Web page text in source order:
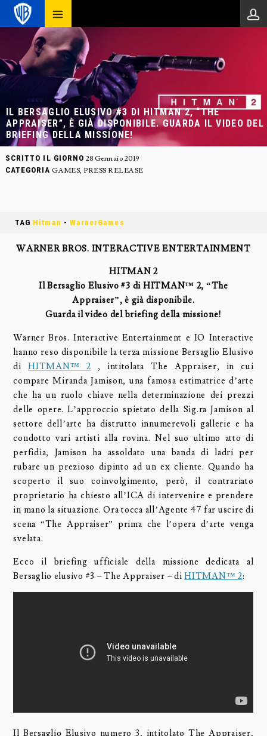
IL BERSAGLIO ELUSIVO #3 DI HITMAN 2, “THE
APPRAISER”, È GIÀ DISPONIBILE. GUARDA IL VIDEO DEL
BRIEFING DELLA MISSIONE!
SCRITTO IL GIORNO 28 Gennaio 2019
CATEGORIA GAMES, PRESS RELEASE
TAG Hitman - WarnerGames
WARNER BROS. INTERACTIVE ENTERTAINMENT
HITMAN 2
Il Bersaglio Elusivo #3 di HITMAN™ 2, “The
Appraiser”, è già disponibile.
Guarda il video del briefing della missione!
Warner Bros. Interactive Entertainment e IO Interactive
hanno reso disponibile la terza missione Bersaglio Elusivo
diHITMAN™ 2 , intitolata The Appraiser, in cui
compare Miranda Jamison, una famosa estimatrice d’arte
che ha un ruolo chiave nella determinazione dei prezzi
delle opere. L’approccio spietato della Sig.ra Jamison al
settore dell’arte ha distrutto innumerevoli gallerie e ha
condotto vari artisti alla rovina. Nel suo ultimo atto di
perfidia, Jamison ha assoldato una banda di ladri per
rubare un prezioso dipinto ad un ex cliente. Quando ha
scoperto il suo coinvolgimento, però, il contrariato
proprietario ha chiesto all’ICA di intervenire e prendere
in mano la situazione. Ora tocca all’Agente 47 far uscire di
scena “The Appraiser” prima che l’opera d’arte venga
svelata.
Ecco il briefing ufficiale della missione dedicata al
Bersaglio elusivo #3 – The Appraiser – diHITMAN™ 2:
Il Bersaglio Elusivo numero 3, intitolato The Appraiser,